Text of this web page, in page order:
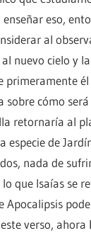
eso,
al
nuevo cielo y
primeramente
sobre cómo
retornaría al
especie de
nada de
que Isaías se
Apocalipsis
verso, ahora